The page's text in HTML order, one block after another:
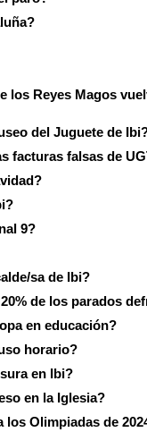
los Reyes Magos
del Juguete de
facturas falsas de
9?
sa de Ibi?
de los parados
en educación?
horario?
en Ibi?
en la Iglesia?
los Olimpiadas de